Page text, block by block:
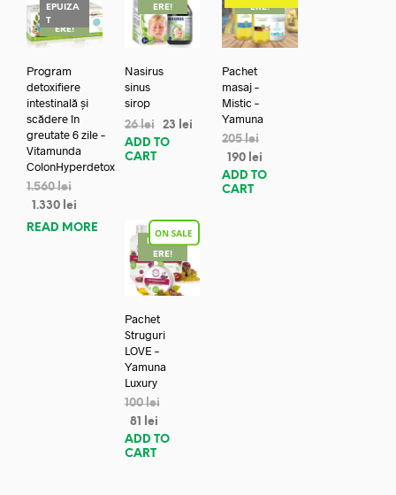
EPUIZA
TREDUC
ERE!
Program
detoxifiere
intestinală și
scădere în
greutate 6 zile –
Vitamunda
ColonHyperdetox
1.560lei
1.330 lei
READ MORE
ERE!
Nasirus
sinus
sirop
26lei 23
lei
ADD TO
CART
ERE!
Pachet
masaj –
Mistic –
Yamuna
205lei
190 lei
ADD TO
CART
REDUC
ERE!
Pachet
Struguri
LOVE –
Yamuna
Luxury
100lei
81
lei
ADD TO
CART